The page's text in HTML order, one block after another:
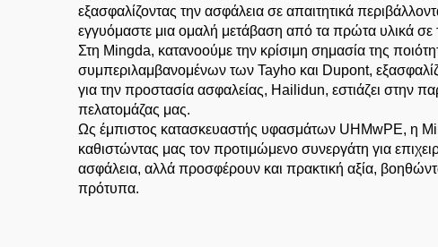
εξασφαλίζοντας την ασφάλεια σε απαιτητικά
εγγυόμαστε μια ομαλή μετάβαση από τα πρώτα υλικά σε
Στη Mingda, κατανοούμε την κρίσιμη σημασία της
συμπεριλαμβανομένων των Tayho και Dupont,
για την προστασία ασφαλείας, Hailidun, εστιάζει στην
πελατομάζας μας.
Ως έμπιστος κατασκευαστής υφασμάτων UHMwPE, η
καθιστώντας μας τον προτιμώμενο συνεργάτη για
ασφάλεια, αλλά προσφέρουν και πρακτική αξία,
πρότυπα.